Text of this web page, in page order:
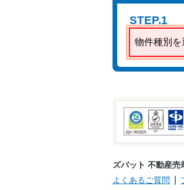
土地
戸建て
戸建て
戸建て
STEP.1
物件種別を
ズバット 不動産売
よくあるご質問